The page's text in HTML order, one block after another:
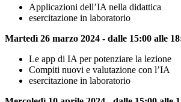
Applicazioni dell’IA nella didattica
esercitazione in laboratorio
Martedì 26 marzo 2024 - dalle 15:00 alle
Le app di IA per potenziare la lezione
Compiti nuovi e valutazione con l’IA
esercitazione in laboratorio